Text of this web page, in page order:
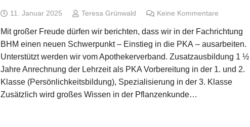
11. Januar 2025 Teresa Grünwald Keine Kommentare
Mit großer Freude dürfen wir berichten, dass wir in der Fachrichtung
BHM einen neuen Schwerpunkt – Einstieg in die PKA – ausarbeiten.
Unterstützt werden wir vom Apothekerverband. Zusatzausbildung 1 ½
Jahre Anrechnung der Lehrzeit als PKA Vorbereitung in der 1. und 2.
Klasse (Persönlichkeitsbildung), Spezialisierung in der 3. Klasse
Zusätzlich wird großes Wissen in der Pflanzenkunde…